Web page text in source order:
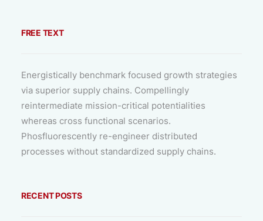
FREE TEXT
Energistically benchmark focused growth strategies
via superior supply chains. Compellingly
reintermediate mission-critical potentialities
whereas cross functional scenarios.
Phosfluorescently re-engineer distributed
processes without standardized supply chains.
RECENT POSTS